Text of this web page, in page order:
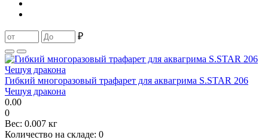
₽
Гибкий многоразовый трафарет для аквагрима S.STAR 206
Чешуя дракона
0.00
0
Вес: 0.007 кг
Количество на складе: 0